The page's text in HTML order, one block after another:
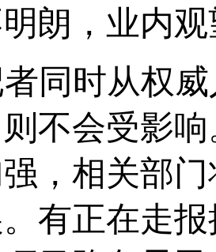
朗，业内
同时从权威
不会受影
，相关部
有正在走